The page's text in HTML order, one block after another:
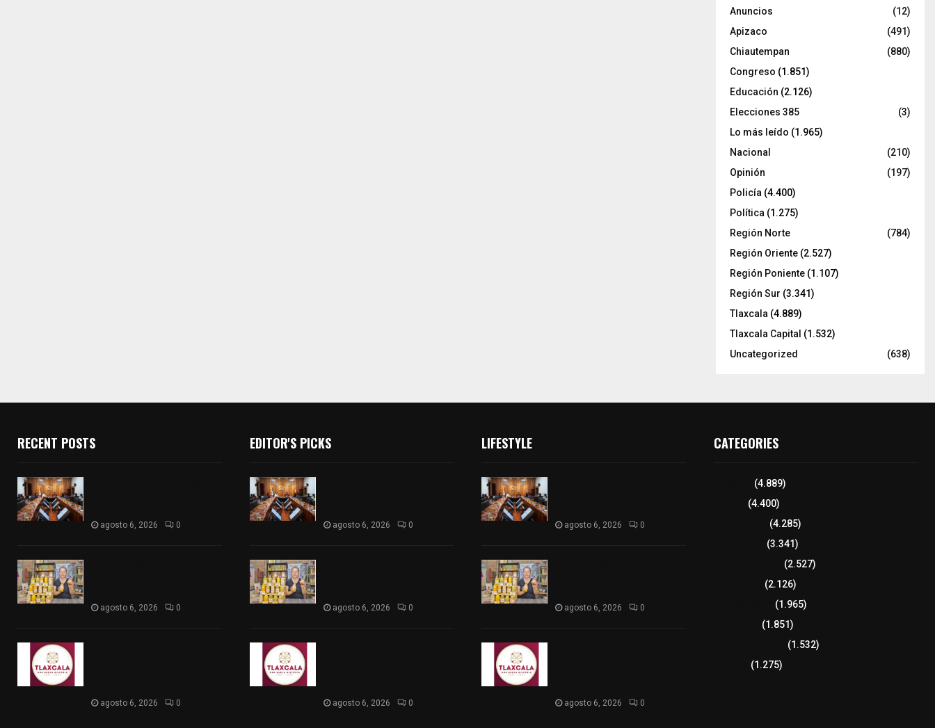
Anuncios
(12)
Apizaco
(491)
Chiautempan
(880)
Congreso (1.851)
Educación (2.126)
Elecciones 385
(3)
Lo más leído (1.965)
Nacional
(210)
Opinión
(197)
Policía (4.400)
Política (1.275)
Región Norte
(784)
Región Oriente (2.527)
Región Poniente (1.107)
Región Sur (3.341)
Tlaxcala (4.889)
Tlaxcala Capital (1.532)
Uncategorized
(638)
RECENT POSTS
agosto 6, 2026 0
agosto 6, 2026 0
agosto 6, 2026 0
EDITOR'S PICKS
agosto 6, 2026 0
agosto 6, 2026 0
agosto 6, 2026 0
LIFESTYLE
agosto 6, 2026 0
agosto 6, 2026 0
agosto 6, 2026 0
CATEGORIES
(4.889)
(4.400)
(4.285)
(3.341)
(2.527)
(2.126)
(1.965)
(1.851)
(1.532)
(1.275)